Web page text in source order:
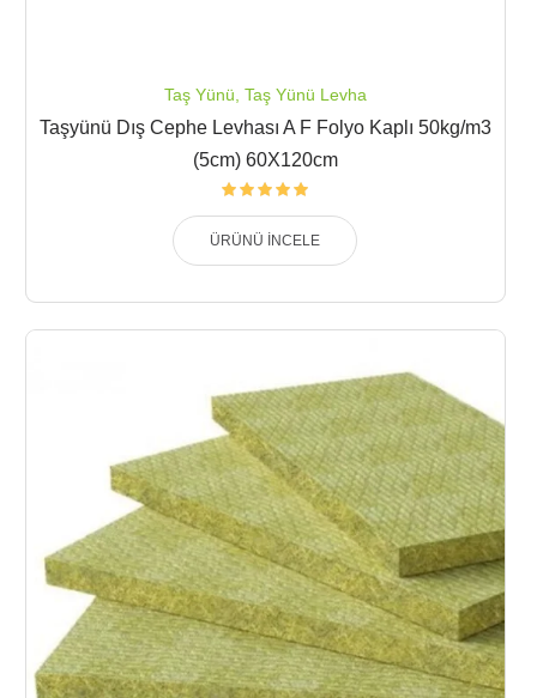
Taş Yünü Taş Yünü Levha
Taşyünü Dış Cephe Levhası A F Folyo Kaplı 50kg/m3
(5cm) 60X120cm
ÜRÜNÜ İNCELE